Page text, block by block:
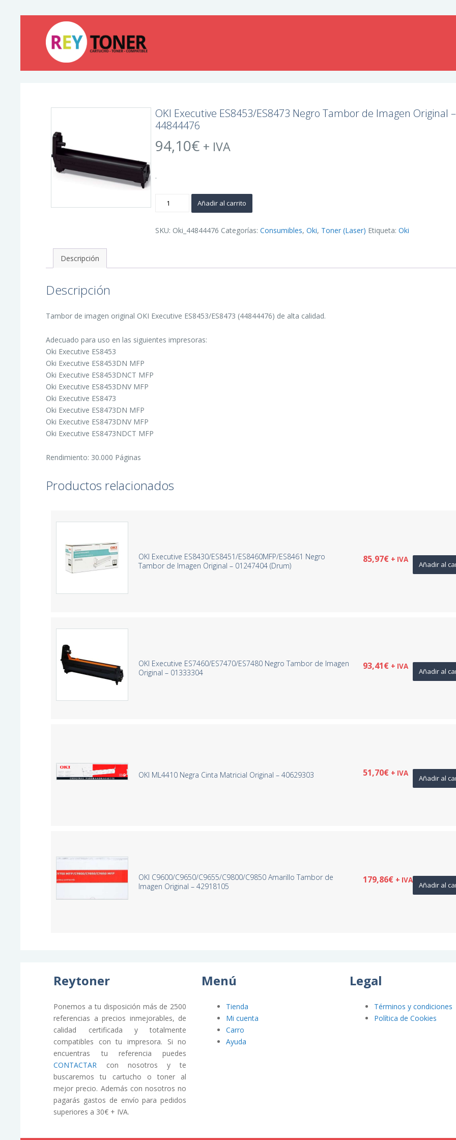
OKI Executive ES8453/ES8473 Negro Tambor de Imagen Original –
44844476
94,10€ + IVA
.
Executive
ES8453/ES8473
Tambor
de
cantidad
Añadir al carrito
SKU: Oki_44844476 Categorías:Consumibles,Oki, Toner (Laser) Etiqueta:Oki
Descripción
Descripción
Tambor de imagen original OKI Executive ES8453/ES8473 (44844476) de alta calidad.
Adecuado para uso en las siguientes impresoras:
Oki Executive ES8453
Oki Executive ES8453DN MFP
Oki Executive ES8453DNCT MFP
Oki Executive ES8453DNV MFP
Oki Executive ES8473
Oki Executive ES8473DN MFP
Oki Executive ES8473DNV MFP
Oki Executive ES8473NDCT MFP
Rendimiento: 30.000 Páginas
Productos relacionados
OKI Executive ES8430/ES8451/ES8460MFP/ES8461 Negro
Tambor de Imagen Original – 01247404 (Drum)
85,97€ + IVA
Añadir al
OKI Executive ES7460/ES7470/ES7480 Negro Tambor de Imagen
Original – 01333304
93,41€ + IVA
Añadir al
OKI ML4410 Negra Cinta Matricial Original – 40629303 51,70€ + IVA
Añadir al
OKI C9600/C9650/C9655/C9800/C9850 Amarillo Tambor de
Imagen Original – 42918105
179,86€ + IVA
Añadir al
Reytoner
Ponemos a tu disposición más de 2500
referencias a precios inmejorables, de
calidad certificada y totalmente
compatibles con tu impresora. Si no
encuentras tu referencia puedes
CONTACTAR con nosotros y te
buscaremos tu cartucho o toner al
mejor precio. Además con nosotros no
pagarás gastos de envío para pedidos
superiores a 30€ + IVA.
Menú
Tienda
Mi cuenta
Carro
Ayuda
Legal
Términos y condiciones
Política de Cookies